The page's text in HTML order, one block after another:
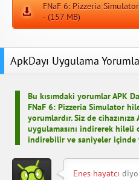
FNaF 6: Pizzeria
- (157 MB)
ApkDayı Uygulama
Bu kısımdaki yorumlar APK
FNaF 6: Pizzeria Simulator
yorumlardır. Siz de cihazınıza
uygulamasını indirerek hileli
indirebilir ve saniyeler içinde
Enes hayatcı